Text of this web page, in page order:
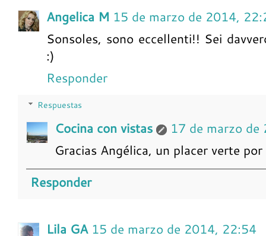
Angelica M 15 de marzo de 2014,
Sonsoles, sono eccellenti!! Sei
:)
Responder
Respuestas
Cocina con vistas
17 de marzo
Gracias Angélica, un placer verte
Responder
Lila GA 15 de marzo de 2014, 22:54